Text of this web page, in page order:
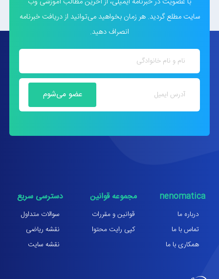
سایت مطلع گردید. هر زمان بخواهید می‌توانید از دریافت خبرنامه
انصراف دهید.
nenomatica
درباره ما
تماس با ما
همکاری با ما
مجموعه قوانین
قوانین و مقررات
کپی رایت محتوا
دسترسی سریع
سوالات متداول
نقشه ریاضی
نقشه سایت